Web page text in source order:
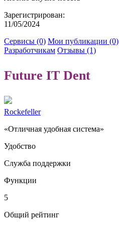
Зарегистрирован:
11/05/2024
Сервисы (0) Мои публикации (0)
Разработчикам Отзывы (1)
Future IT Dent
Rockefeller
«Отличная удобная система»
Удобство
Служба поддержки
Функции
5
Общий рейтинг